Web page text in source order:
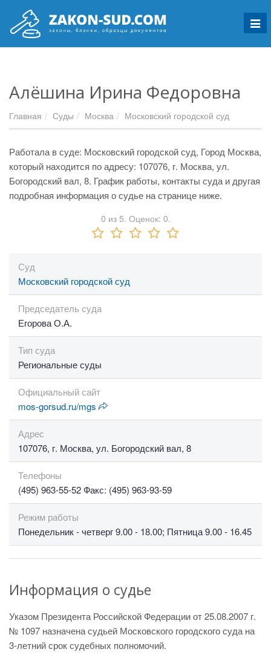
Алёшина Ирина Федоровна
Главная Суды Москва Московский городской суд
Работала в суде: Московский городской суд, Город Москва,
который находится по адресу: 107076, г. Москва, ул.
Богородский вал, 8. График работы, контакты суда и другая
подробная информация о судье на странице ниже.
0 из 5. Оценок: 0.
Суд
Московский городской суд
Председатель суда
Егорова О.А.
Тип суда
Региональные суды
Официальный сайт
mos-gorsud.ru/mgs
Адрес
107076, г. Москва, ул. Богородский вал, 8
Телефоны
(495) 963-55-52 Факс: (495) 963-93-59
Режим работы
Понедельник - четверг 9.00 - 18.00; Пятница 9.00 - 16.45
Информация о судье
Указом Президента Российской Федерации от 25.08.2007 г.
№ 1097 назначена судьей Московского городского суда на
3-летний срок судебных полномочий.